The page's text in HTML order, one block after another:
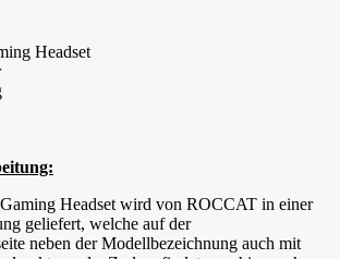
Headset
Headset wird von ROCCAT in einer
geliefert, welche auf der
neben der Modellbezeichnung auch mit